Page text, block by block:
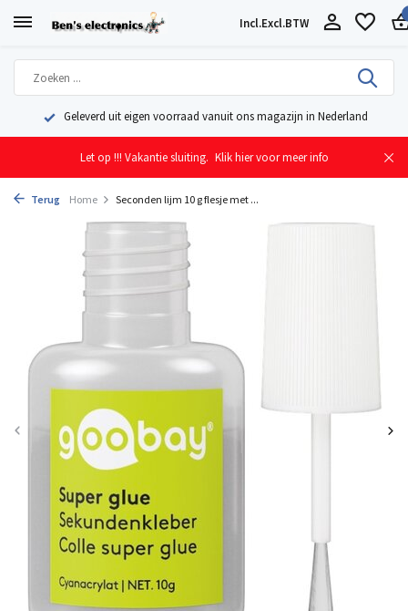
Incl.Excl.BTW
Geleverd uit eigen voorraad vanuit ons magazijn in Nederland
Let op !!! Vakantie sluiting. Klik hier voor meer info
Terug Home Seconden lijm 10 g flesje met ...